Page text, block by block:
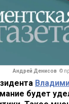
Андрей Денисов ©
будет